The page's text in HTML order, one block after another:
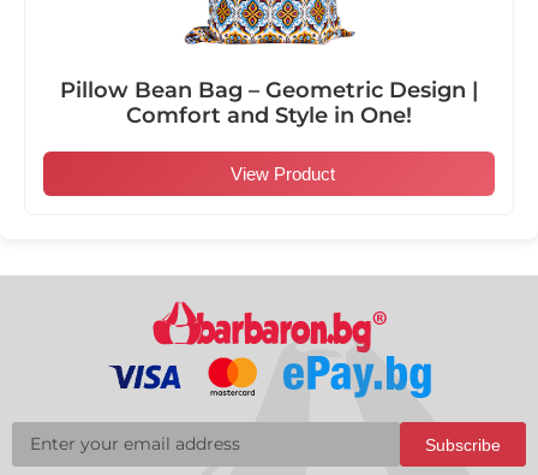
Pillow Bean Bag – Geometric Design |
Comfort and Style in One!
View Product
Subscribe